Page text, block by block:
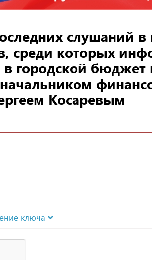
слушаний в
среди которых
городской бюджет
Косаревым
ключа